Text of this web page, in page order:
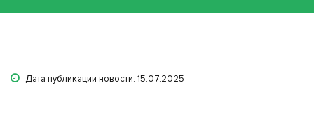
Дата публикации новости: 15.07.2025